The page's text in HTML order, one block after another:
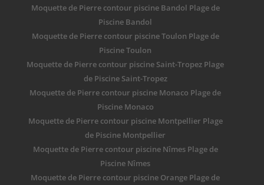
Moquette de Pierre contour piscine Bandol Plage de
Piscine Bandol
Moquette de Pierre contour piscine Toulon Plage de
Piscine Toulon
Moquette de Pierre contour piscine Saint-Tropez Plage
de Piscine Saint-Tropez
Moquette de Pierre contour piscine Monaco Plage de
Piscine Monaco
Moquette de Pierre contour piscine Montpellier Plage
de Piscine Montpellier
Moquette de Pierre contour piscine Nîmes Plage de
Piscine Nîmes
Moquette de Pierre contour piscine Orange Plage de